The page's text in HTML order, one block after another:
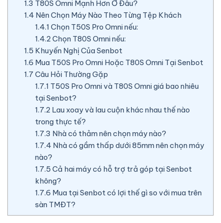
1.3 T80S Omni Mạnh Hơn Ở Đâu?
1.4Nên Chọn Máy Nào Theo Từng Tệp Khách
1.4.1 Chọn T50S Pro Omni nếu:
1.4.2 Chọn T80S Omni nếu:
1.5 Khuyến Nghị Của Senbot
1.6 Mua T50S Pro Omni Hoặc T80S Omni Tại Senbot
1.7 Câu Hỏi Thường Gặp
1.7.1 T50S Pro Omni và T80S Omni giá bao nhiêu
tại Senbot?
1.7.2 Lau xoay và lau cuộn khác nhau thế nào
trong thực tế?
1.7.3 Nhà có thảm nên chọn máy nào?
1.7.4 Nhà có gầm thấp dưới 85mm nên chọn máy
nào?
1.7.5 Cả hai máy có hỗ trợ trả góp tại Senbot
không?
1.7.6 Mua tại Senbot có lợi thế gì so với mua trên
sàn TMĐT?